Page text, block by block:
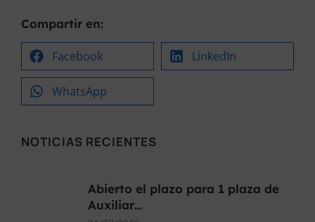
Compartir en:
Facebook LinkedIn
WhatsApp
NOTICIAS RECIENTES
Abierto el plazo para 1 plaza de
Auxiliar…